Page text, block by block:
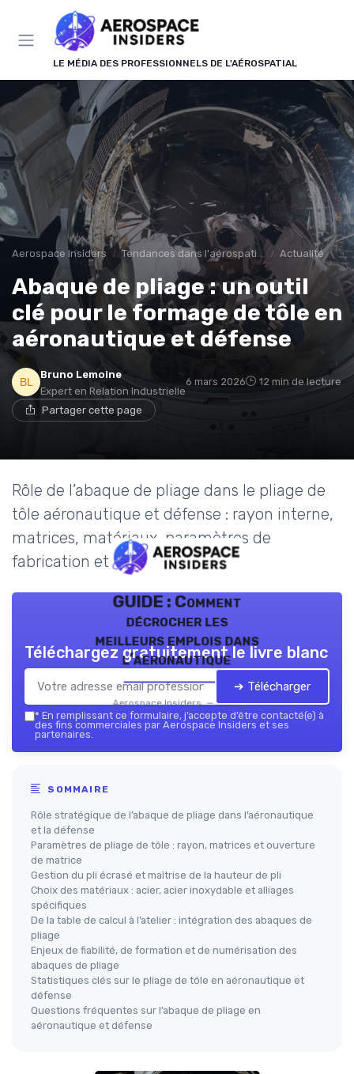
LE MÉDIA DES PROFESSIONNELS DE L'AÉROSPATIAL
Aerospace Insiders Tendances dans l'aérospatial Actualité
Abaque de pliage : un outil
clé pour le formage de tôle en
aéronautique et défense
Bruno Lemoine
Expert en Relation Industrielle
6 mars 2026 12 min de lecture
Partager cette page
Rôle de l’abaque de pliage dans le pliage de
tôle aéronautique et défense : rayon interne,
matrices, matériaux, paramètres de
fabrication et enjeux industriels.
GUIDE : Comment
décrocher les
meilleurs emplois dans
l’aéronautique
Aerospace Insiders — 2026
Téléchargez gratuitement le livre blanc
➔ Télécharger
* En remplissant ce formulaire, j’accepte d’être contacté(e) à
des fins commerciales par Aerospace Insiders et ses
partenaires.
SOMMAIRE
Rôle stratégique de l’abaque de pliage dans l’aéronautique
et la défense
Paramètres de pliage de tôle : rayon, matrices et ouverture
de matrice
Gestion du pli écrasé et maîtrise de la hauteur de pli
Choix des matériaux : acier, acier inoxydable et alliages
spécifiques
De la table de calcul à l’atelier : intégration des abaques de
pliage
Enjeux de fiabilité, de formation et de numérisation des
abaques de pliage
Statistiques clés sur le pliage de tôle en aéronautique et
défense
Questions fréquentes sur l’abaque de pliage en
aéronautique et défense
Panneau de gestion des cookies